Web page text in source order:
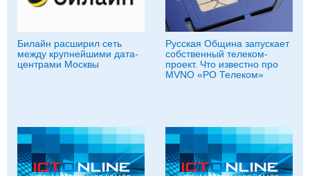
Билайн расширил сеть
между крупнейшими дата-
центрами Москвы
Русская Община запускает
собственный телеком-
проект. Что известно про
MVNO «РО Телеком»